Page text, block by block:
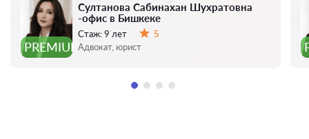
PREMIUM
Султанова Сабинахан Шухратовна
-офис в Бишкеке
Стаж:9 лет
Оценка:
5
Адвокат, юрист